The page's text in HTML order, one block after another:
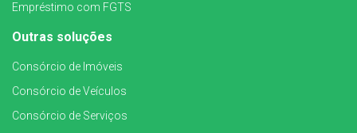
Empréstimo com FGTS
Outras soluções
Consórcio de Imóveis
Consórcio de Veículos
Consórcio de Serviços